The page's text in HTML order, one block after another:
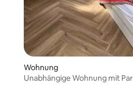
Wohnung
Unabhängige Wohnung mit